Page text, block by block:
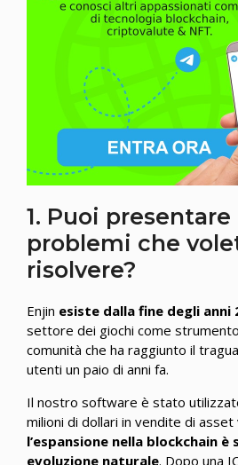
1. Puoi
problemi che
risolvere?
Enjin esiste dalla fine degli anni
settore dei giochi come
comunità che ha raggiunto il
utenti un paio di anni fa.
Il nostro software è stato
milioni di dollari in vendite di asset
l’espansione nella blockchain
evoluzione naturale. Dopo una